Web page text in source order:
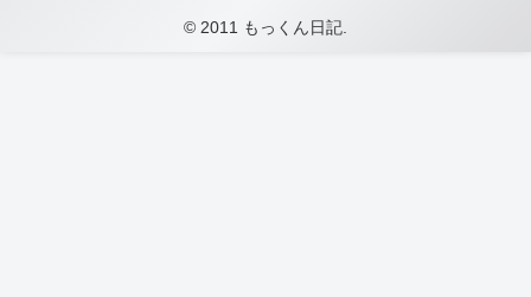
© 2011 もっくん日記.